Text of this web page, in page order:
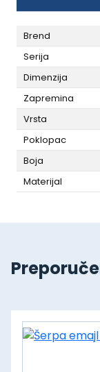
Brend
Serija
Dimenzija
Zapremina
Vrsta
Poklopac
Boja
Materijal